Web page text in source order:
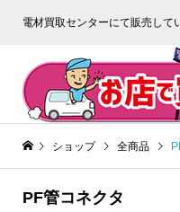
電材買取センターにて販売して
ショップ 全商品
PF管コネクタ